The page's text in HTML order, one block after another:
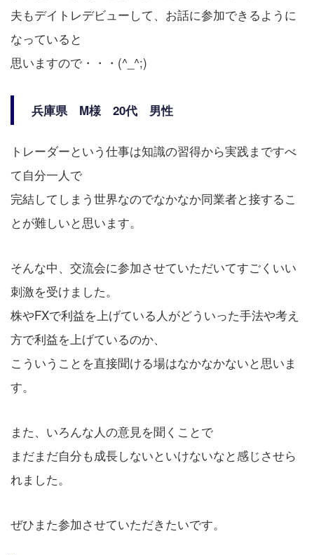
夫もデイトレデビューして、お話に参加できるように
なっていると
思いますので・・・(^_^;)
兵庫県 M様 20代 男性
トレーダーという仕事は知識の習得から実践まですべ
て自分一人で
完結してしまう世界なのでなかなか同業者と接するこ
とが難しいと思います。
そんな中、交流会に参加させていただいてすごくいい
刺激を受けました。
株やFXで利益を上げている人がどういった手法や考え
方で利益を上げているのか、
こういうことを直接聞ける場はなかなかないと思いま
す。
また、いろんな人の意見を聞くことで
まだまだ自分も成長しないといけないなと感じさせら
れました。
ぜひまた参加させていただきたいです。